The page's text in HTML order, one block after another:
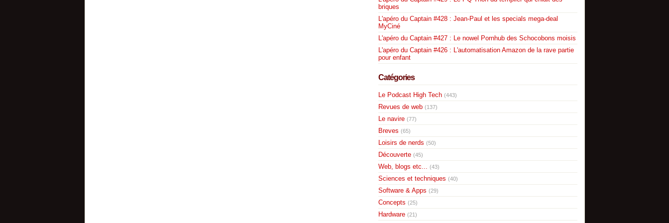
briques
L'apéro du Captain #428 : Jean-Paul et les specials mega-deal
MyCiné
L'apéro du Captain #427 : Le nowel Pornhub des Schocobons moisis
L'apéro du Captain #426 : L'automatisation Amazon de la rave partie
pour enfant
Catégories
Le Podcast High Tech (443)
Revues de web (137)
Le navire (77)
Breves (65)
Loisirs de nerds (50)
Découverte (45)
Web, blogs etc... (43)
Sciences et techniques (40)
Software & Apps (29)
Concepts (25)
Hardware (21)